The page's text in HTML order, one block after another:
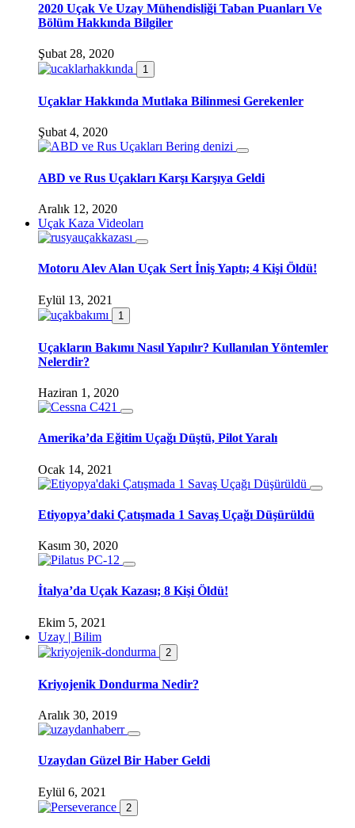
2020 Uçak Ve Uzay Mühendisliği Taban Puanları Ve
Bölüm Hakkında Bilgiler
Şubat 28, 2020
1
Uçaklar Hakkında Mutlaka Bilinmesi Gerekenler
Şubat 4, 2020
ABD ve Rus Uçakları Karşı Karşıya Geldi
Aralık 12, 2020
Uçak Kaza Videoları
Motoru Alev Alan Uçak Sert İniş Yaptı; 4 Kişi Öldü!
Eylül 13, 2021
1
Uçakların Bakımı Nasıl Yapılır? Kullanılan Yöntemler
Nelerdir?
Haziran 1, 2020
Amerika’da Eğitim Uçağı Düştü, Pilot Yaralı
Ocak 14, 2021
Etiyopya’daki Çatışmada 1 Savaş Uçağı Düşürüldü
Kasım 30, 2020
İtalya’da Uçak Kazası; 8 Kişi Öldü!
Ekim 5, 2021
Uzay | Bilim
2
Kriyojenik Dondurma Nedir?
Aralık 30, 2019
Uzaydan Güzel Bir Haber Geldi
Eylül 6, 2021
2